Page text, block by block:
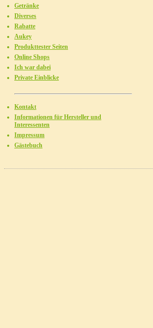
Getränke
Diverses
Rabatte
Aukey
Produkttester Seiten
Online Shops
Ich war dabei
Private Einblicke
Kontakt
Informationen für Hersteller und
Interessenten
Impressum
Gästebuch